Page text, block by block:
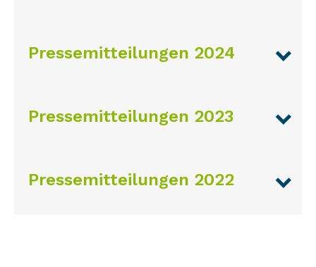
Pressemitteilungen 2024
Pressemitteilungen 2023
Pressemitteilungen 2022